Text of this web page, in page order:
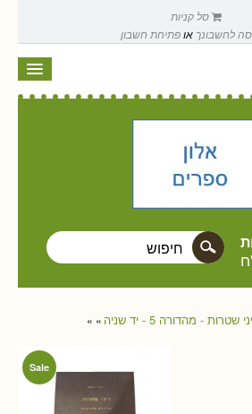
סל קניות
לחשבונך אופתיחת חשבון
»
» שטרות - מהדורה 5 - יד שניה
Sale